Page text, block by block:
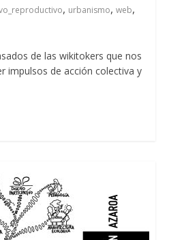
, urbanismo, web,
de las wikitokers que nos
impulsos de acción colectiva y